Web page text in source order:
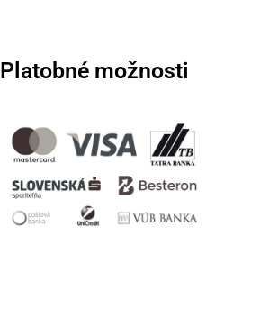
Platobné možnosti